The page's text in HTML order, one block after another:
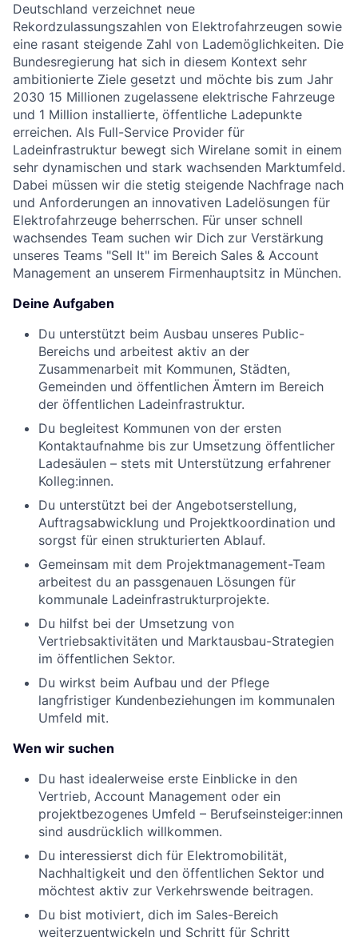
Deutschland verzeichnet neue
Rekordzulassungszahlen von Elektrofahrzeugen sowie
eine rasant steigende Zahl von Lademöglichkeiten. Die
Bundesregierung hat sich in diesem Kontext sehr
ambitionierte Ziele gesetzt und möchte bis zum Jahr
2030 15 Millionen zugelassene elektrische Fahrzeuge
und 1 Million installierte, öffentliche Ladepunkte
erreichen. Als Full-Service Provider für
Ladeinfrastruktur bewegt sich Wirelane somit in einem
sehr dynamischen und stark wachsenden Marktumfeld.
Dabei müssen wir die stetig steigende Nachfrage nach
und Anforderungen an innovativen Ladelösungen für
Elektrofahrzeuge beherrschen. Für unser schnell
wachsendes Team suchen wir Dich zur Verstärkung
unseres Teams "Sell It" im Bereich Sales & Account
Management an unserem Firmenhauptsitz in München.
Deine Aufgaben
Du unterstützt beim Ausbau unseres Public-
Bereichs und arbeitest aktiv an der
Zusammenarbeit mit Kommunen, Städten,
Gemeinden und öffentlichen Ämtern im Bereich
der öffentlichen Ladeinfrastruktur.
Du begleitest Kommunen von der ersten
Kontaktaufnahme bis zur Umsetzung öffentlicher
Ladesäulen – stets mit Unterstützung erfahrener
Kolleg:innen.
Du unterstützt bei der Angebotserstellung,
Auftragsabwicklung und Projektkoordination und
sorgst für einen strukturierten Ablauf.
Gemeinsam mit dem Projektmanagement-Team
arbeitest du an passgenauen Lösungen für
kommunale Ladeinfrastrukturprojekte.
Du hilfst bei der Umsetzung von
Vertriebsaktivitäten und Marktausbau-Strategien
im öffentlichen Sektor.
Du wirkst beim Aufbau und der Pflege
langfristiger Kundenbeziehungen im kommunalen
Umfeld mit.
Wen wir suchen
Du hast idealerweise erste Einblicke in den
Vertrieb, Account Management oder ein
projektbezogenes Umfeld – Berufseinsteiger:innen
sind ausdrücklich willkommen.
Du interessierst dich für Elektromobilität,
Nachhaltigkeit und den öffentlichen Sektor und
möchtest aktiv zur Verkehrswende beitragen.
Du bist motiviert, dich im Sales-Bereich
weiterzuentwickeln und Schritt für Schritt